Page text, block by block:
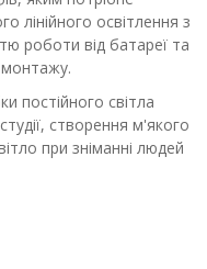
лінійного освітлення з
роботи від батареї та
монтажу.
постійного світла
створення м'якого
при зніманні людей